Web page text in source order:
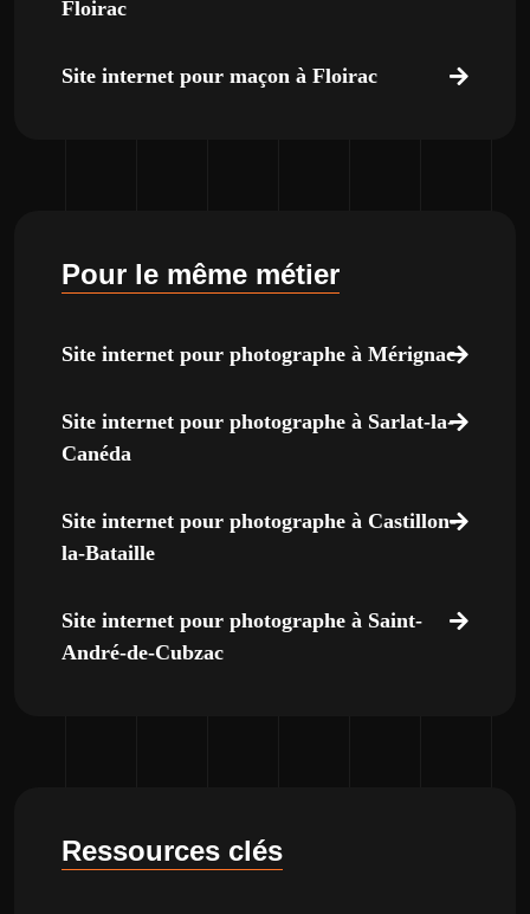
Floirac
Site internet pour maçon à Floirac
Pour le même métier
Site internet pour photographe à Mérignac
Site internet pour photographe à Sarlat-la-
Canéda
Site internet pour photographe à Castillon-
la-Bataille
Site internet pour photographe à Saint-
André-de-Cubzac
Ressources clés